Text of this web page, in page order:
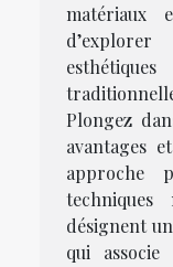
matériaux
Plongez
avantages
approche
techniques
désignent
qui